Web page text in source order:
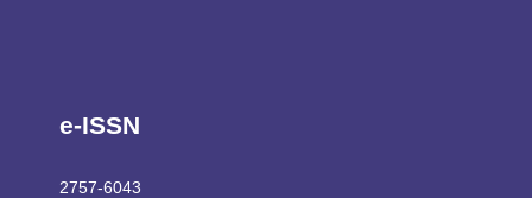
e-ISSN
2757-6043